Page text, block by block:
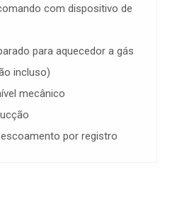
com dispositivo de
para aquecedor a gás
incluso)
mecânico
por registro